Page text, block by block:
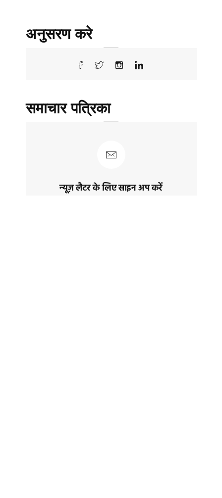
अनुसरण करे
समाचार पत्रिका
न्यूज़ लैटर के लिए साइन अप करें